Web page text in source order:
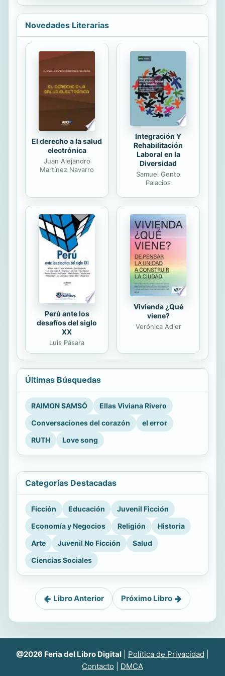
y...
actualmente el autor celebra la
sanación clínica, espiritual y de las
sociedades, práctica que
promotor de la psiconáutica y
activista del sapo del desierto de
Sonora y su hábitat. Con prólogo de
Martin W. Ball, en complemento al
argumento central, la publicación
incluye fragmentos de texto de
autores que perfilan el
discernimiento y argumentación...
Novedades Literarias
El derecho a la salud
electrónica
Juan Alejandro
Martínez Navarro
Integración Y
Rehabilitación
Laboral en la
Diversidad
Samuel Gento
Palacios
Perú ante los
desafíos del siglo
XX
Luis Pásara
Vivienda ¿Qué
viene?
Verónica Adler
Últimas Búsquedas
RAIMON SAMSÓ
Ellas Viviana Rivero
Conversaciones del corazón
el error
RUTH
Love song
Categorías Destacadas
Ficción Educación
Juvenil Ficción
Economía y Negocios
Religión
Historia
Arte
Juvenil No Ficción
Salud
Ciencias Sociales
Libro Anterior Próximo Libro
@2026 Feria del Libro Digital Política de Privacidad
Contacto
DMCA